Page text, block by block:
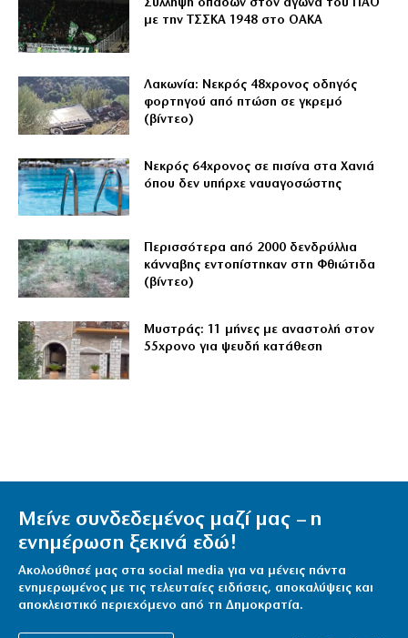
Σύλληψη οπαδών στον αγώνα του ΠΑΟ
με την ΤΣΣΚΑ 1948 στο ΟΑΚΑ
Λακωνία: Νεκρός 48χρονος οδηγός
φορτηγού από πτώση σε γκρεμό
(βίντεο)
Νεκρός 64χρονος σε πισίνα στα Χανιά
όπου δεν υπήρχε ναυαγοσώστης
Περισσότερα από 2000 δενδρύλλια
κάνναβης εντοπίστηκαν στη Φθιώτιδα
(βίντεο)
Μυστράς: 11 μήνες με αναστολή στον
55χρονο για ψευδή κατάθεση
Μείνε συνδεδεμένος μαζί μας – η
ενημέρωση ξεκινά εδώ!
Ακολούθησέ μας στα social media για να μένεις πάντα
ενημερωμένος με τις τελευταίες ειδήσεις, αποκαλύψεις και
αποκλειστικό περιεχόμενο από τη Δημοκρατία.